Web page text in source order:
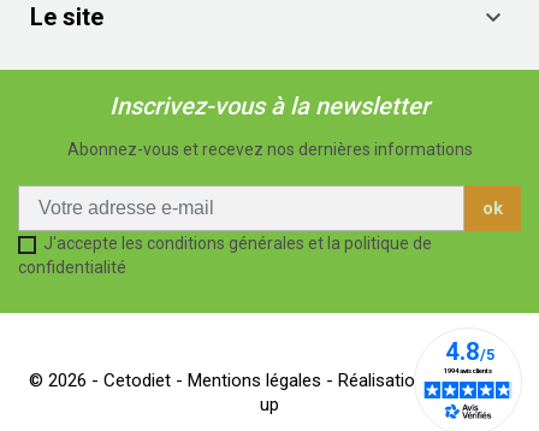
Le site

Inscrivez-vous à la newsletter
Abonnez-vous et recevez nos dernières informations
J'accepte les conditions générales et la politique de
confidentialité
© 2026 - Cetodiet - Mentions légales - Réalisation Dream me
up